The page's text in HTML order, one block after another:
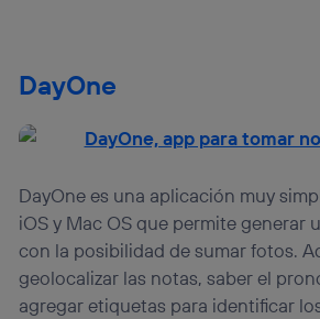
DayOne
DayOne es una aplicación muy
iOS y Mac OS que permite generar
con la posibilidad de sumar fotos.
geolocalizar las notas, saber el
agregar etiquetas para identificar